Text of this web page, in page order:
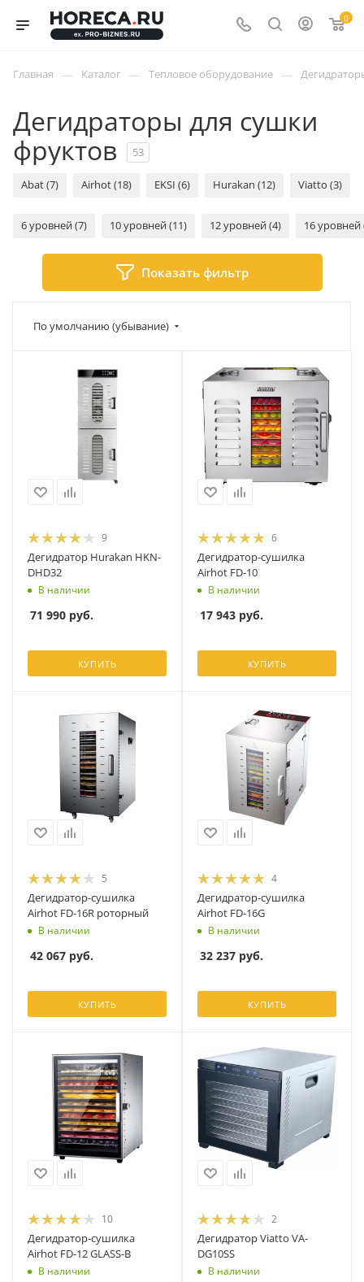
0
Главная — Каталог — Тепловое оборудование —
Дегидраторы для сушки
фруктов
53
Abat (7) Airhot (18) EKSI (6) Hurakan (12) Viatto (3)
6 уровней (7) 10 уровней (11) 12 уровней (4) 16 уровней
Показать фильтр
По умолчанию (убывание)
9
Дегидратор Hurakan HKN-
DHD32
В наличии
71 990 руб.
КУПИТЬ
6
Дегидратор-сушилка
Airhot FD-10
В наличии
17 943 руб.
КУПИТЬ
5
Дегидратор-сушилка
Airhot FD-16R роторный
В наличии
42 067 руб.
КУПИТЬ
4
Дегидратор-сушилка
Airhot FD-16G
В наличии
32 237 руб.
КУПИТЬ
10
Дегидратор-сушилка
Airhot FD-12 GLASS-B
В наличии
2
Дегидратор Viatto VA-
DG10SS
В наличии